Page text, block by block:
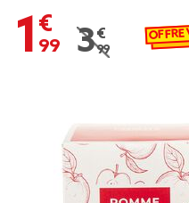
1,99 €
Prix remisé
3,99 € OFFRE